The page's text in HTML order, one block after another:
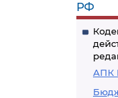
РФ
АПК